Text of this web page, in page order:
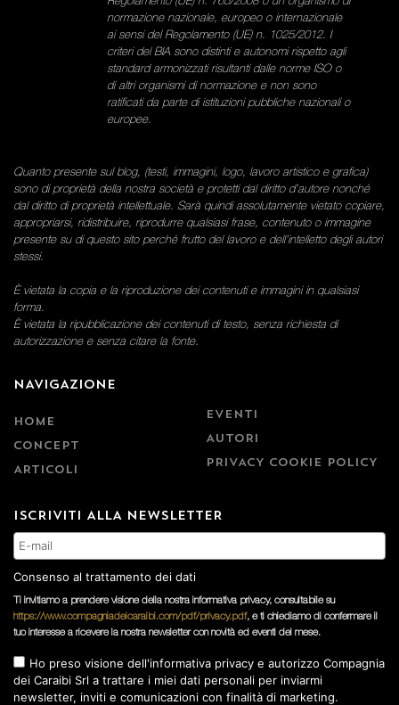
normazione nazionale, europeo o internazionale
ai sensi del Regolamento (UE) n. 1025/2012. I
criteri del BIA sono distinti e autonomi rispetto agli
standard armonizzati risultanti dalle norme ISO o
di altri organismi di normazione e non sono
ratificati da parte di istituzioni pubbliche nazionali o
europee.
Quanto presente sul blog, (testi, immagini, logo, lavoro artistico e grafica)
sono di proprietà della nostra società e protetti dal diritto d’autore nonché
dal diritto di proprietà intellettuale. Sarà quindi assolutamente vietato copiare,
appropriarsi, ridistribuire, riprodurre qualsiasi frase, contenuto o immagine
presente su di questo sito perché frutto del lavoro e dell’intelletto degli autori
stessi.
È vietata la copia e la riproduzione dei contenuti e immagini in qualsiasi
forma.
È vietata la ripubblicazione dei contenuti di testo, senza richiesta di
autorizzazione e senza citare la fonte.
NAVIGAZIONE
HOME
CONCEPT
ARTICOLI
EVENTI
AUTORI
PRIVACY COOKIE POLICY
ISCRIVITI ALLA NEWSLETTER
Consenso al trattamento dei dati
Ti invitiamo a prendere visione della nostra informativa privacy, consultabile su
https://www.compagniadeicaraibi.com/pdf/privacy.pdf, e ti chiediamo di confermare il
tuo interesse a ricevere la nostra newsletter con novità ed eventi del mese.
Ho preso visione dell'informativa privacy e autorizzo Compagnia
dei Caraibi Srl a trattare i miei dati personali per inviarmi
newsletter, inviti e comunicazioni con finalità di marketing.